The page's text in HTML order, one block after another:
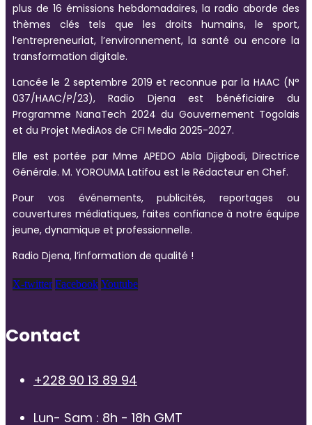
plus de 16 émissions hebdomadaires, la radio aborde des
thèmes clés tels que les droits humains, le sport,
l’entrepreneuriat, l’environnement, la santé ou encore la
transformation digitale.
Lancée le 2 septembre 2019 et reconnue par la HAAC (N°
037/HAAC/P/23), Radio Djena est bénéficiaire du
Programme NanaTech 2024 du Gouvernement Togolais
et du Projet MediAos de CFI Media 2025-2027.
Elle est portée par Mme APEDO Abla Djigbodi, Directrice
Générale. M. YOROUMA Latifou est le Rédacteur en Chef.
Pour vos événements, publicités, reportages ou
couvertures médiatiques, faites confiance à notre équipe
jeune, dynamique et professionnelle.
Radio Djena, l’information de qualité !
X-twitter Facebook Youtube
Contact
+228 90 13 89 94
Lun- Sam : 8h - 18h GMT